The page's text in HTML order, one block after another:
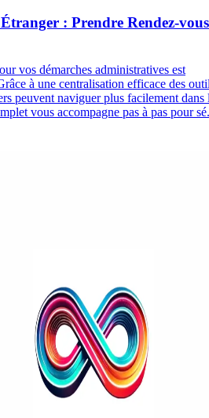
: Prendre Rendez-vous
vos démarches administratives est
à une centralisation efficace des
peuvent naviguer plus facilement dans
vous accompagne pas à pas pour